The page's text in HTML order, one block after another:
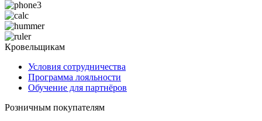
Кровельщикам
Условия сотрудничества
Программа лояльности
Обучение для партнёров
Розничным покупателям